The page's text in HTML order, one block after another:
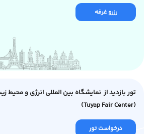
رزرو غرفه
تور بازدید از نمایشگاه بین المللی انرژی و محیط
(Tuyap Fair Center)
درخواست تور